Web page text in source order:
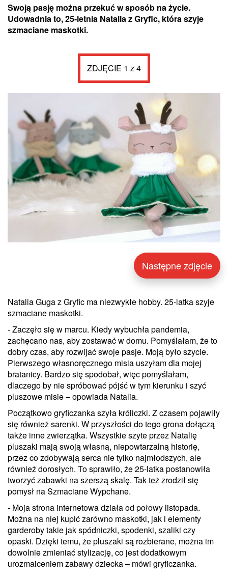
Swoją pasję można przekuć w sposób na życie.
Udowadnia to, 25-letnia Natalia z Gryfic, która szyje
szmaciane maskotki.
ZDJĘCIE 1 z 4
Następne zdjęcie
Natalia Guga z Gryfic ma niezwykłe hobby. 25-latka szyje
szmaciane maskotki.
- Zaczęło się w marcu. Kiedy wybuchła pandemia,
zachęcano nas, aby zostawać w domu. Pomyślałam, że to
dobry czas, aby rozwijać swoje pasje. Moją było szycie.
Pierwszego własnoręcznego misia uszyłam dla mojej
bratanicy. Bardzo się spodobał, więc pomyślałam,
dlaczego by nie spróbować pójść w tym kierunku i szyć
pluszowe misie – opowiada Natalia.
Początkowo gryficzanka szyła króliczki. Z czasem pojawiły
się również sarenki. W przyszłości do tego grona dołączą
także inne zwierzątka. Wszystkie szyte przez Natalię
pluszaki mają swoją własną, niepowtarzalną historię,
przez co zdobywają serca nie tylko najmłodszych, ale
również dorosłych. To sprawiło, że 25-latka postanowiła
tworzyć zabawki na szerszą skalę. Tak też zrodził się
pomysł na Szmaciane Wypchane.
- Moja strona internetowa działa od połowy listopada.
Można na niej kupić zarówno maskotki, jak i elementy
garderoby takie jak spódniczki, spodenki, szaliki czy
opaski. Dzięki temu, że pluszaki są rozbierane, można im
dowolnie zmieniać stylizację, co jest dodatkowym
urozmaiceniem zabawy dziecka – mówi gryficzanka.